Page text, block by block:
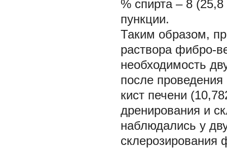
% спирта – 8
пункции.
Таким образом,
раствора фибро-
необходимость
после
кист печени
дренирования и
наблюдались у
склерозирования